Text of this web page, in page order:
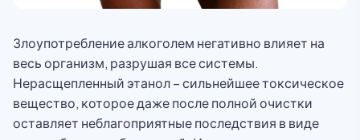
Злоупотребление алкоголем негативно влияет на
весь организм, разрушая все системы.
Нерасщепленный этанол – сильнейшее токсическое
вещество, которое даже после полной очистки
оставляет неблагоприятные последствия в виде